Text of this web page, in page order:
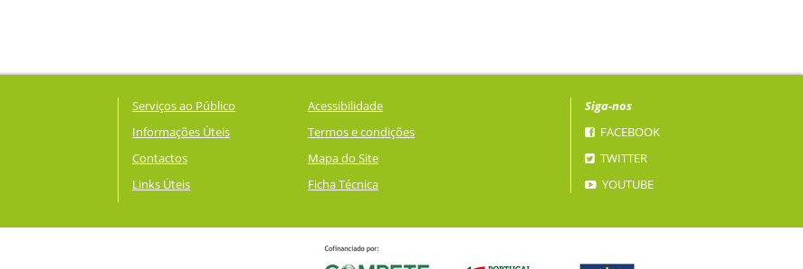
Serviços ao Público
Informações Úteis
Contactos
Links Úteis
Acessibilidade
Termos e condições
Mapa do Site
Ficha Técnica
Siga-nos
FACEBOOK
TWITTER
YOUTUBE